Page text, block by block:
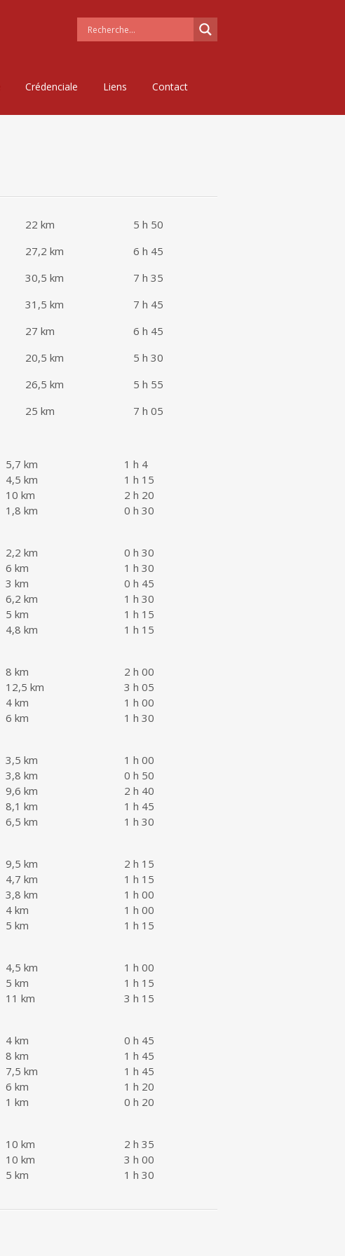
Crédenciale Liens Contact
22 km
5 h 50
27,2 km
6 h 45
30,5 km
7 h 35
31,5 km
7 h 45
27 km
6 h 45
20,5 km
5 h 30
26,5 km
5 h 55
25 km 7 h 05
5,7 km
4,5 km
10 km
1,8 km
1 h 4
1 h 15
2 h 20
0 h 30
2,2 km
6 km
3 km
6,2 km
5 km
4,8 km
0 h 30
1 h 30
0 h 45
1 h 30
1 h 15
1 h 15
8 km
12,5 km
4 km
6 km
2 h 00
3 h 05
1 h 00
1 h 30
3,5 km
3,8 km
9,6 km
8,1 km
6,5 km
1 h 00
0 h 50
2 h 40
1 h 45
1 h 30
9,5 km
4,7 km
3,8 km
4 km
5 km
2 h 15
1 h 15
1 h 00
1 h 00
1 h 15
4,5 km
5 km
11 km
1 h 00
1 h 15
3 h 15
4 km
8 km
7,5 km
6 km
1 km
0 h 45
1 h 45
1 h 45
1 h 20
0 h 20
10 km
10 km
5 km
2 h 35
3 h 00
1 h 30